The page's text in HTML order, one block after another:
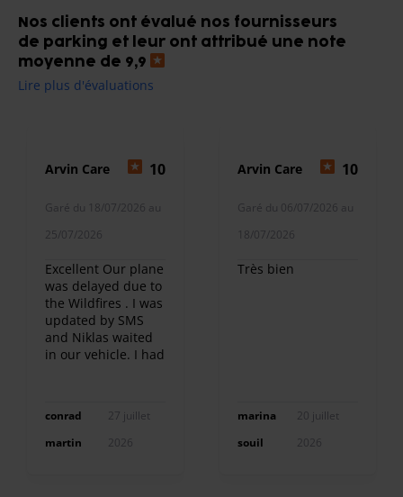
Nos clients ont évalué nos fournisseurs
de parking et leur ont attribué une note
moyenne de 9,9
Lire plus d'évaluations
Arvin Care 10
Garé du 18/07/2026 au
25/07/2026
Excellent Our plane
was delayed due to
the Wildfires . I was
updated by SMS
and Niklas waited
in our vehicle. I had
airport. Niklas was
very professional
conrad
martin
27 juillet
2026
Arvin Care 10
Garé du 06/07/2026 au
18/07/2026
Très bien
marina
souil
20 juillet
2026